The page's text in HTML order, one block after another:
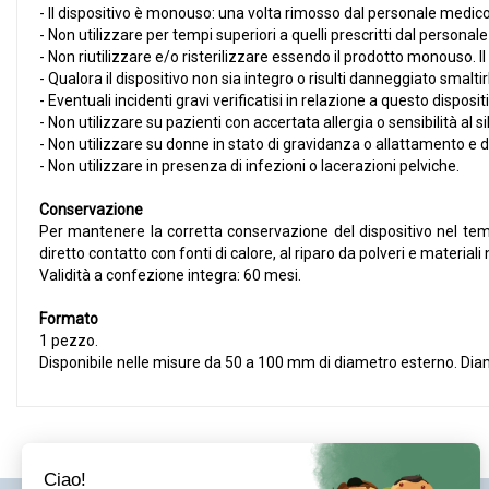
- Il dispositivo è monouso: una volta rimosso dal personale
- Non utilizzare per tempi superiori a quelli prescritti dal
- Non riutilizzare e/o risterilizzare essendo il prodotto monouso.
- Qualora il dispositivo non sia integro o risulti danneggiato
- Eventuali incidenti gravi verificatisi in relazione a questo
- Non utilizzare su pazienti con accertata allergia o sensibilità al
- Non utilizzare su donne in stato di gravidanza o allattamento e
- Non utilizzare in presenza di infezioni o lacerazioni pelviche.
Conservazione
Per mantenere la corretta conservazione del dispositivo nel
diretto contatto con fonti di calore, al riparo da polveri e materiali
Validità a confezione integra: 60 mesi.
Formato
1 pezzo.
Disponibile nelle misure da 50 a 100 mm di diametro esterno.